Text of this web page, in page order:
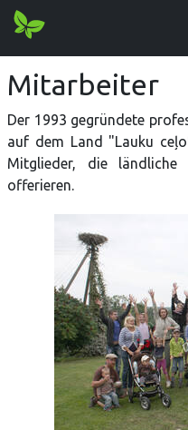
Mitarbeiter
Der 1993 gegründete
auf dem Land "Lauku
Mitglieder, die
offerieren.